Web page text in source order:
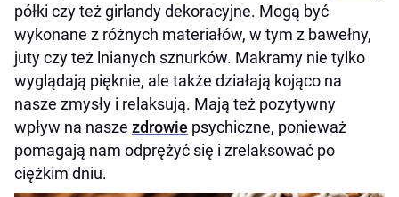
półki czy też girlandy dekoracyjne. Mogą być
wykonane z różnych materiałów, w tym z bawełny,
juty czy też lnianych sznurków. Makramy nie tylko
wyglądają pięknie, ale także działają kojąco na
nasze zmysły i relaksują. Mają też pozytywny
wpływ na nasze zdrowie psychiczne, ponieważ
pomagają nam odprężyć się i zrelaksować po
ciężkim dniu.